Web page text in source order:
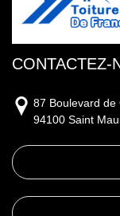
CONTACTEZ-
87 Boulevard de
94100 Saint